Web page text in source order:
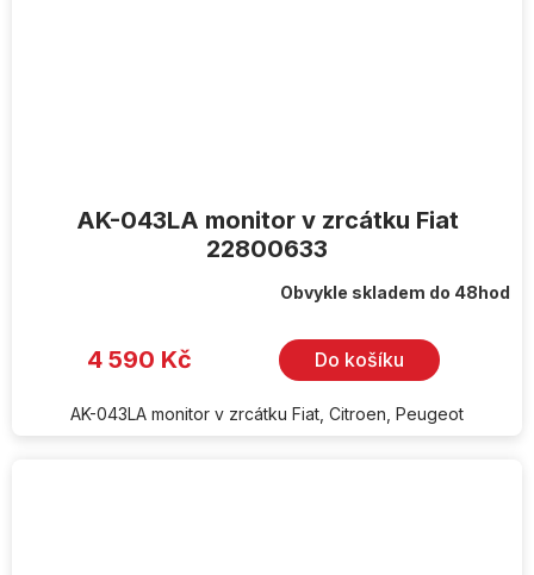
AK-043LA monitor v zrcátku Fiat
22800633
Obvykle skladem do 48hod
4 590 Kč Do košíku
AK-043LA monitor v zrcátku Fiat, Citroen, Peugeot